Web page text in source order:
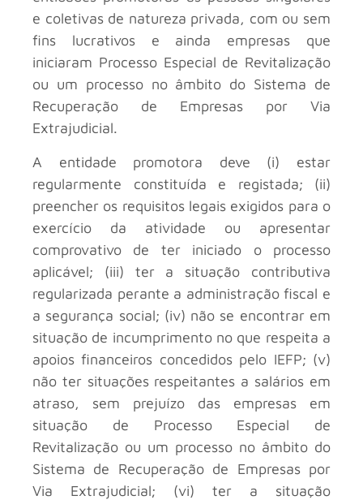
e coletivas de natureza privada, com ou sem
fins lucrativos e ainda empresas que
iniciaram Processo Especial de Revitalização
ou um processo no âmbito do Sistema de
Recuperação de Empresas por Via
Extrajudicial.
A entidade promotora deve (i) estar
regularmente constituída e registada; (ii)
preencher os requisitos legais exigidos para o
exercício da atividade ou apresentar
comprovativo de ter iniciado o processo
aplicável; (iii) ter a situação contributiva
regularizada perante a administração fiscal e
a segurança social; (iv) não se encontrar em
situação de incumprimento no que respeita a
apoios financeiros concedidos pelo IEFP; (v)
não ter situações respeitantes a salários em
atraso, sem prejuízo das empresas em
situação de Processo Especial de
Revitalização ou um processo no âmbito do
Sistema de Recuperação de Empresas por
Via Extrajudicial; (vi) ter a situação